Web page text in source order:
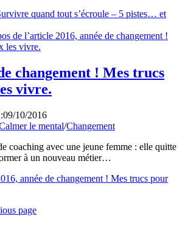
quand tout s’écroule – 5 pistes… et
changement ! Mes trucs
vivre.
09/10/2016
le mental/Changement
coaching avec une jeune femme : elle quitte
à un nouveau métier…
année de changement ! Mes trucs pour
page